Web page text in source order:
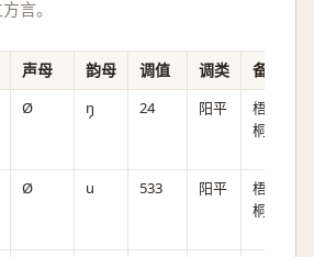
言。
声母 韵母 调值 调类 备注
Ø ŋ̩ 24 阳平
梧
桐。
Ø u 533 阳平
梧
桐。